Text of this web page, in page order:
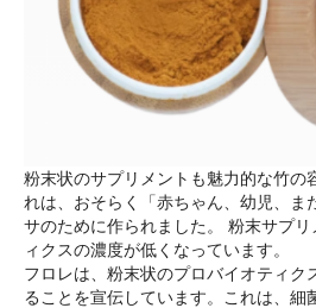
粉末状のサプリメントも魅力的な竹の
れは、おそらく「赤ちゃん、幼児、ま
サのために作られました。 粉末サプ
ィクスの濃度が低くなっています。
フロレは、粉末状のプロバイオティク
ることを宣伝しています。これは、細